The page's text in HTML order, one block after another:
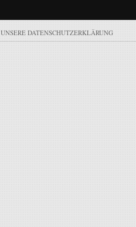
UNSERE DATENSCHUTZERKLÄRUNG